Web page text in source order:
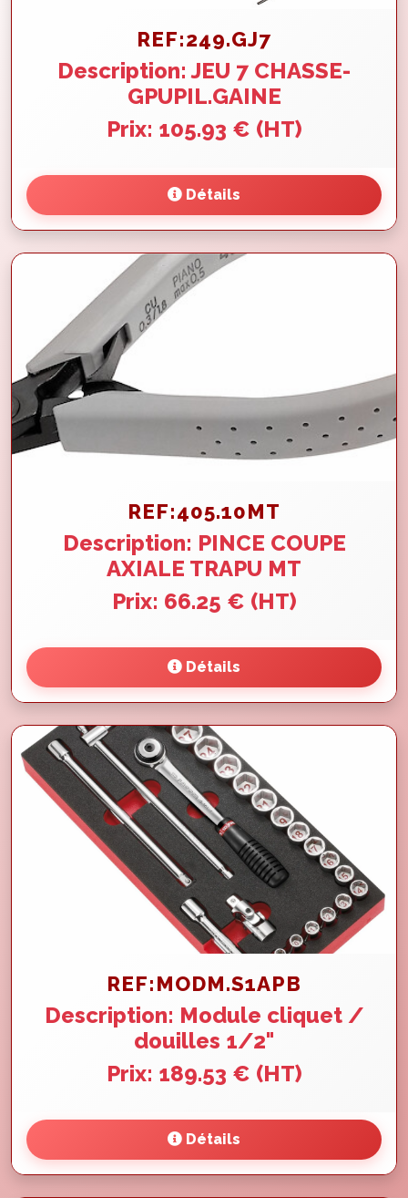
REF:249.GJ7
Description: JEU 7 CHASSE-
GPUPIL.GAINE
Prix: 105.93 € (HT)
Détails
REF:405.10MT
Description: PINCE COUPE
AXIALE TRAPU MT
Prix: 66.25 € (HT)
Détails
REF:MODM.S1APB
Description: Module cliquet /
douilles 1/2"
Prix: 189.53 € (HT)
Détails